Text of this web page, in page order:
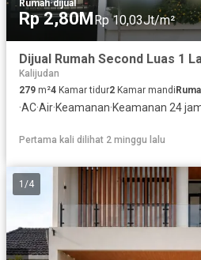
Rumah·dijual
Rp 2,80MRp 10,03Jt/m²
Dijual Rumah Second Luas 1
Kalijudan
279 m²4 Kamar tidur2 Kamar mandi
·AC·Air·Keamanan·Keamanan 24
Pertama kali dilihat 2 minggu lalu
1 /4